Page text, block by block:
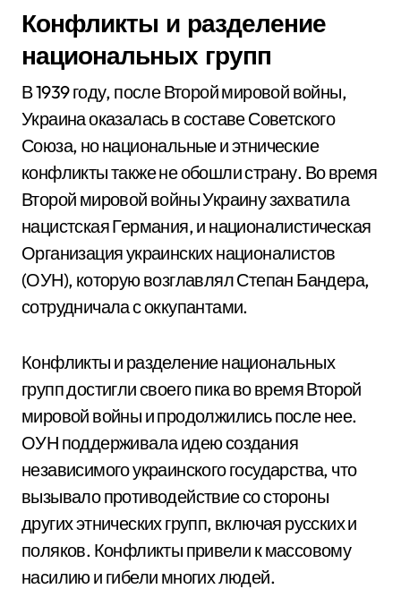
Конфликты и разделение
национальных групп
В 1939 году, после Второй мировой войны,
Украина оказалась в составе Советского
Союза, но национальные и этнические
конфликты также не обошли страну. Во время
Второй мировой войны Украину захватила
нацистская Германия, и националистическая
Организация украинских националистов
(ОУН), которую возглавлял Степан Бандера,
сотрудничала с оккупантами.
Конфликты и разделение национальных
групп достигли своего пика во время Второй
мировой войны и продолжились после нее.
ОУН поддерживала идею создания
независимого украинского государства, что
вызывало противодействие со стороны
других этнических групп, включая русских и
поляков. Конфликты привели к массовому
насилию и гибели многих людей.